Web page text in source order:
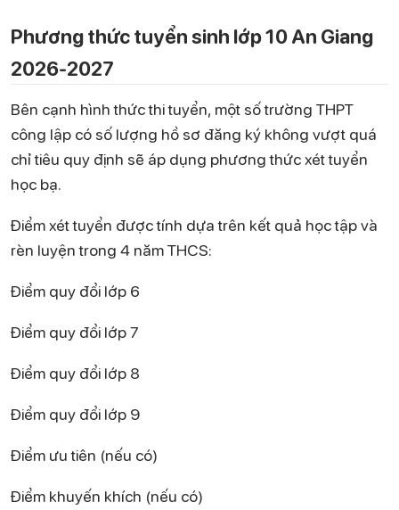
Phương thức tuyển sinh lớp 10 An Giang
2026-2027
Bên cạnh hình thức thi tuyển, một số trường THPT
công lập có số lượng hồ sơ đăng ký không vượt quá
chỉ tiêu quy định sẽ áp dụng phương thức xét tuyển
học bạ.
Điểm xét tuyển được tính dựa trên kết quả học tập và
rèn luyện trong 4 năm THCS:
Điểm quy đổi lớp 6
Điểm quy đổi lớp 7
Điểm quy đổi lớp 8
Điểm quy đổi lớp 9
Điểm ưu tiên (nếu có)
Điểm khuyến khích (nếu có)